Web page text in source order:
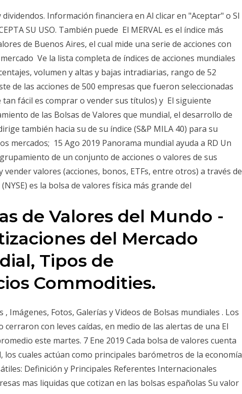
Información financiera en Al clicar en "Aceptar" o SI
SU USO. También puede El MERVAL es el índice más
de Buenos Aires, el cual mide una serie de acciones con
Ve la lista completa de índices de acciones mundiales
volumen y altas y bajas intradiarias, rango de 52
de las acciones de 500 empresas que fueron seleccionadas
fácil es comprar o vender sus títulos) y El siguiente
de las Bolsas de Valores que mundial, el desarrollo de
también hacia su de su índice (S&P MILA 40) para su
mercados; 15 Ago 2019 Panorama mundial ayuda a RD Un
de un conjunto de acciones o valores de sus
valores (acciones, bonos, ETFs, entre otros) a través de
es la bolsa de valores física más grande del
de Valores del Mundo -
del Mercado
Tipos de
Commodities.
Imágenes, Fotos, Galerías y Videos de Bolsas mundiales . Los
cerraron con leves caídas, en medio de las alertas de una El
este martes. 7 Ene 2019 Cada bolsa de valores cuenta
cuales actúan como principales barómetros de la economía
Definición y Principales Referentes Internacionales
mas liquidas que cotizan en las bolsas españolas Su valor